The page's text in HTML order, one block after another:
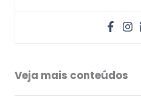
Veja mais conteúdos